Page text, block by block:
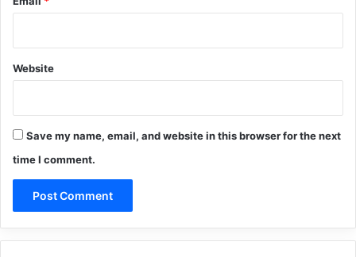
Website
Save my name, email, and website in this browser for the next
time I comment.